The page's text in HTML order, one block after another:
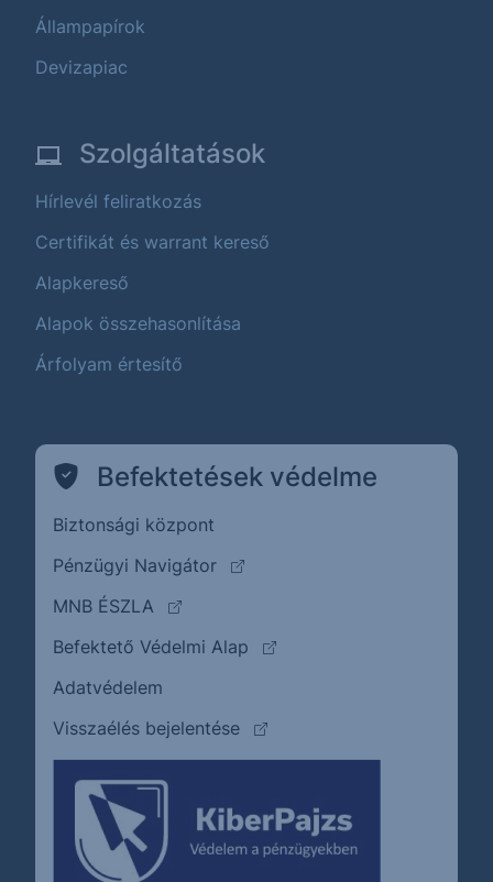
Állampapírok
Devizapiac
Szolgáltatások
Hírlevél feliratkozás
Certifikát és warrant kereső
Alapkereső
Alapok összehasonlítása
Árfolyam értesítő
Befektetések védelme
Biztonsági központ
Pénzügyi Navigátor
(külső oldalra ugrik)
MNB ÉSZLA
(külső oldalra ugrik)
Befektető Védelmi Alap
(külső oldalra ugrik)
Adatvédelem
Visszaélés bejelentése
(külső oldalra ugrik)